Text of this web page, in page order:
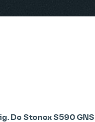
De Stonex S590